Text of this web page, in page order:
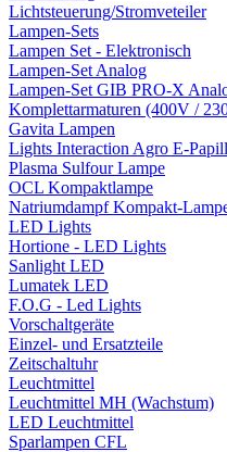
Lichtsteuerung/Stromveteiler
Lampen-Sets
Lampen Set - Elektronisch
Lampen-Set Analog
Lampen-Set GIB PRO-X
Komplettarmaturen (400V /
Gavita Lampen
Lights Interaction Agro E-
Plasma Sulfour Lampe
OCL Kompaktlampe
Natriumdampf Kompakt-
LED Lights
Hortione - LED Lights
Sanlight LED
Lumatek LED
F.O.G - Led Lights
Vorschaltgeräte
Einzel- und Ersatzteile
Zeitschaltuhr
Leuchtmittel
Leuchtmittel MH (Wachstum)
LED Leuchtmittel
Sparlampen CFL